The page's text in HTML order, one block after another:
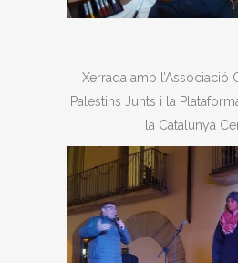
Xerrada amb l’Associació
Palestins Junts i la
la Catalunya